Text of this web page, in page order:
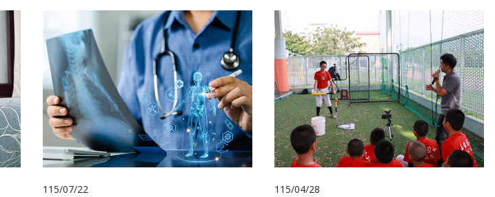
115/07/22 115/04/28